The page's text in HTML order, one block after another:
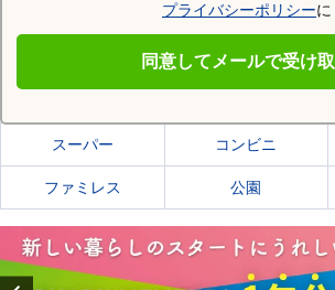
プライバシーポリシーに
同意してメールで受け
伊豆の国市の施設一覧
スーパー コンビニ
ファミレス 公園